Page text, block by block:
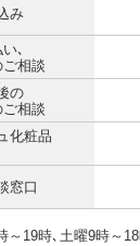
み
､
相談
の
相談
化粧品
窓口
～19時､土曜9時～18